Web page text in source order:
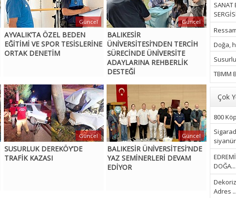
SANAT
Doğa,
TBMM
Çok
800
DOĞA...
Adres ...
AYVALIK’TA ÖZEL BEDEN
EĞİTİMİ VE SPOR TESİSLERİNE
ORTAK DENETİM
Güncel
BALIKESİR
ÜNİVERSİTESİ’NDEN TERCİH
SÜRECİNDE ÜNİVERSİTE
ADAYLARINA REHBERLİK
DESTEĞİ
Güncel
SUSURLUK DEREKÖY’DE
TRAFİK KAZASI
Güncel
BALIKESİR ÜNİVERSİTESİ’NDE
YAZ SEMİNERLERİ DEVAM
EDİYOR
Güncel